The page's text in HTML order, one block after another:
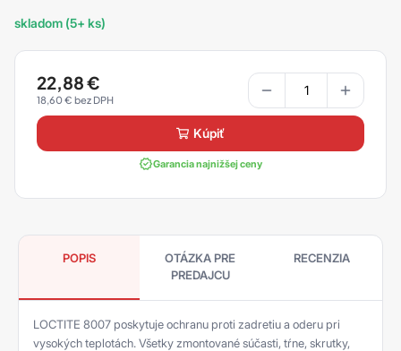
skladom (5+ ks)
22,88€
18,60€
kúpiť
Garancia najnižšej ceny
POPIS
OTÁZKA PRE
PREDAJCU
RECENZIA
LOCTITE 8007 poskytuje ochranu proti zadretiu a oderu pri
vysokých teplotách. Všetky zmontované súčasti, tŕne, skrutky,